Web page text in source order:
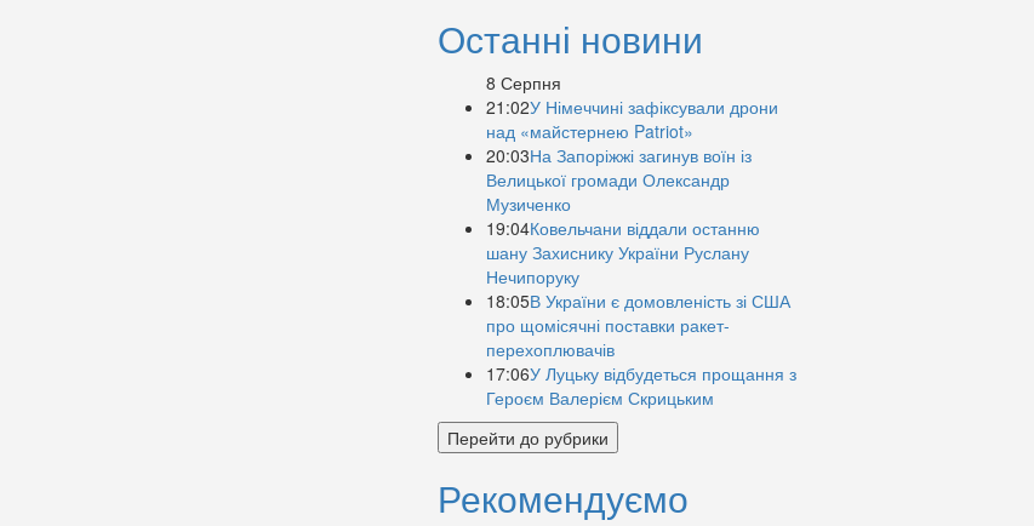
Останні новини
8 Серпня
21:02У Німеччині зафіксували дрони
над «майстернею Patriot»
20:03На Запоріжжі загинув воїн із
Велицької громади Олександр
Музиченко
19:04Ковельчани віддали останню
шану Захиснику України Руслану
Нечипоруку
18:05В України є домовленість зі США
про щомісячні поставки ракет-
перехоплювачів
17:06У Луцьку відбудеться прощання з
Героєм Валерієм Скрицьким
Перейти до рубрики
Рекомендуємо